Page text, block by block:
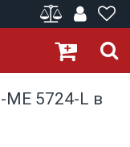
5724-L в